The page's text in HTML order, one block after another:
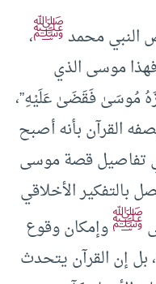
النبي محمدﷺ،
فهذا موسى الذي
مُوسَىٰ فَقَضَىٰ عَلَيْهِ”،
القرآن بأنه أصبح
تفاصيل قصة موسى
بالتفكير الأخلاقي
ﷺوإمكان وقوع
بل إن القرآن يتحدث